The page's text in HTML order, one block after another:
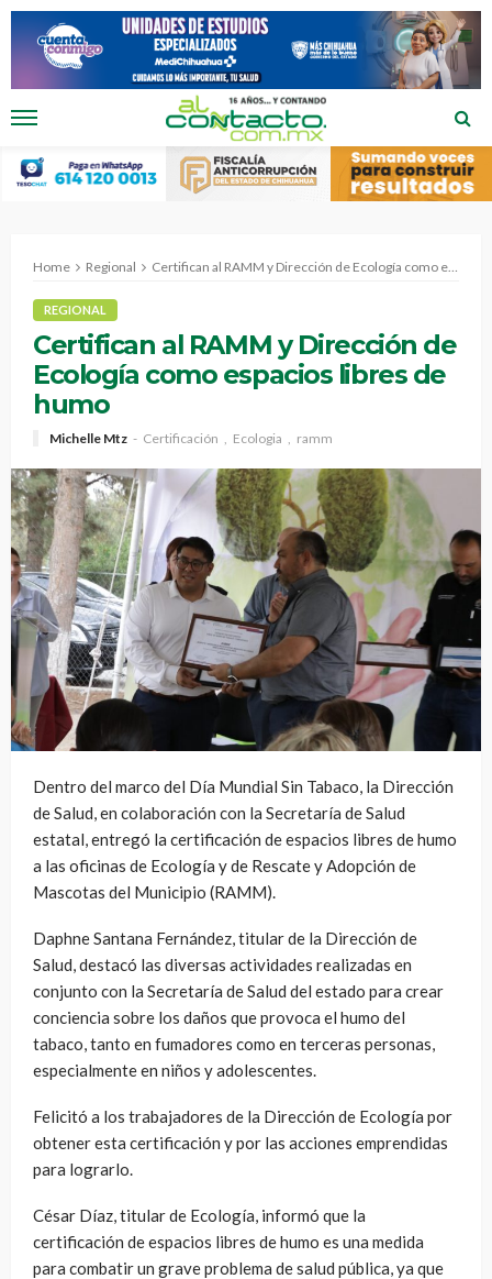
Home Regional Certifican al RAMM y Dirección de Ecología como espacios libres de humo
REGIONAL
Certifican al RAMM y Dirección de
Ecología como espacios libres de
humo
Michelle Mtz Certificación Ecologia ramm
Dentro del marco del Día Mundial Sin Tabaco, la Dirección
de Salud, en colaboración con la Secretaría de Salud
estatal, entregó la certificación de espacios libres de humo
a las oficinas de Ecología y de Rescate y Adopción de
Mascotas del Municipio (RAMM).
Daphne Santana Fernández, titular de la Dirección de
Salud, destacó las diversas actividades realizadas en
conjunto con la Secretaría de Salud del estado para crear
conciencia sobre los daños que provoca el humo del
tabaco, tanto en fumadores como en terceras personas,
especialmente en niños y adolescentes.
Felicitó a los trabajadores de la Dirección de Ecología por
obtener esta certificación y por las acciones emprendidas
para lograrlo.
César Díaz, titular de Ecología, informó que la
certificación de espacios libres de humo es una medida
para combatir un grave problema de salud pública, ya que